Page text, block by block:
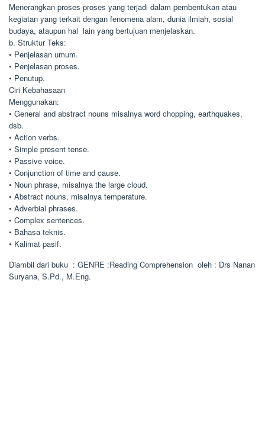
Menerangkan proses-proses yang terjadi dalam pembentukan atau
kegiatan yang terkait dengan fenomena alam, dunia ilmiah, sosial
budaya, ataupun hal lain yang bertujuan menjelaskan.
b. Struktur Teks:
• Penjelasan umum.
• Penjelasan proses.
• Penutup.
Ciri Kebahasaan
Menggunakan:
• General and abstract nouns misalnya word chopping, earthquakes,
dsb.
• Action verbs.
• Simple present tense.
• Passive voice.
• Conjunction of time and cause.
• Noun phrase, misalnya the large cloud.
• Abstract nouns, misalnya temperature.
• Adverbial phrases.
• Complex sentences.
• Bahasa teknis.
• Kalimat pasif.
Diambil dari buku : GENRE :Reading Comprehension oleh : Drs Nanan
Suryana, S.Pd., M.Eng.